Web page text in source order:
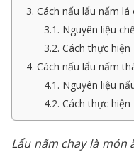
3. Cách nấu lẩu nấm lá
3.1. Nguyên liệu
3.2. Cách thực hiện
4. Cách nấu lẩu nấm
4.1. Nguyên liệu
4.2. Cách thực hiện
Lẩu nấm chay là món